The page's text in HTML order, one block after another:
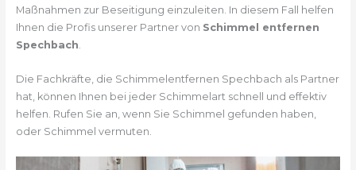
Maßnahmen zur Beseitigung einzuleiten. In diesem Fall helfen
Ihnen die Profis unserer Partner von Schimmel entfernen
Spechbach.
Die Fachkräfte, die Schimmelentfernen Spechbach als Partner
hat, können Ihnen bei jeder Schimmelart schnell und effektiv
helfen. Rufen Sie an, wenn Sie Schimmel gefunden haben,
oder Schimmel vermuten.